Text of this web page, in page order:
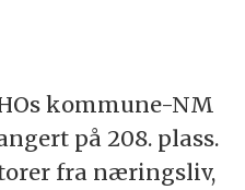
kommune-NM
på 208. plass.
fra næringsliv,